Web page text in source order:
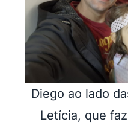
Diego ao lado
Letícia, que